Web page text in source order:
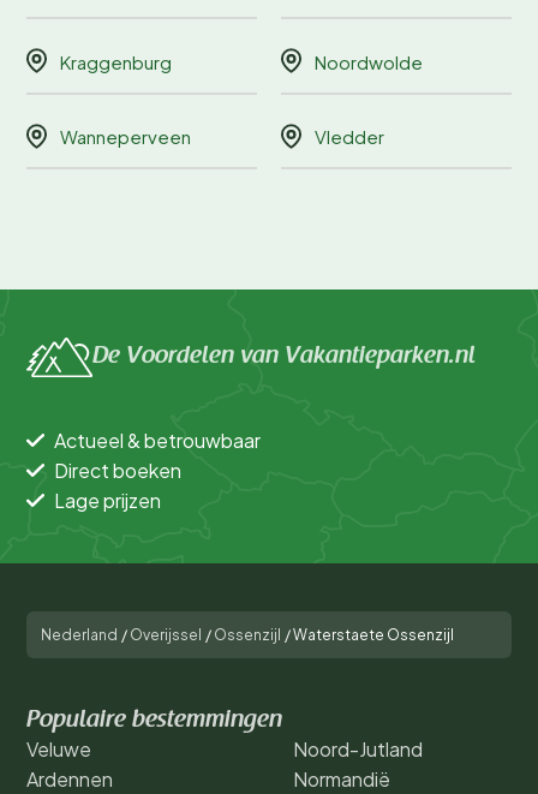
Kraggenburg Noordwolde
Wanneperveen Vledder
De Voordelen van Vakantieparken.nl
Actueel & betrouwbaar
Direct boeken
Lage prijzen
Nederland / Overijssel / Ossenzijl /Waterstaete Ossenzijl
Populaire bestemmingen
Veluwe
Ardennen
Noord-Jutland
Normandië